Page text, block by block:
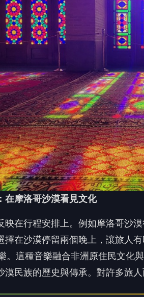
在摩洛哥沙漠看見文化
映在行程安排上。例如摩洛哥沙
擇在沙漠停留兩個晚上，讓旅人
。這種音樂融合非洲原住民文
漠民族的歷史與傳承。對許多旅